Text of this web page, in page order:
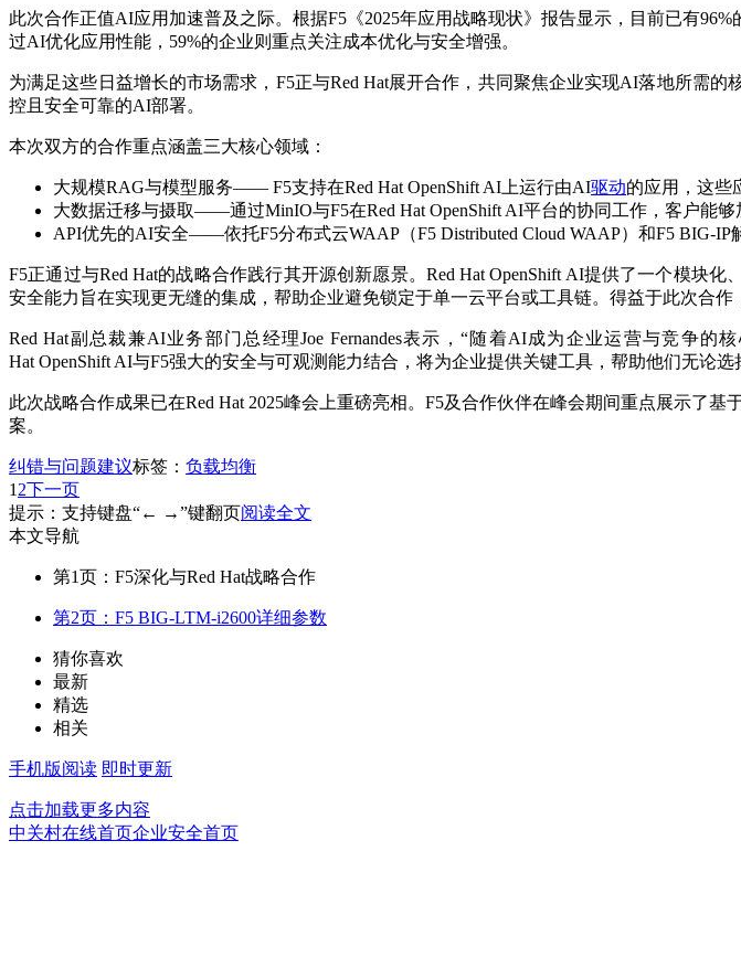
此次合作正值AI应用加速普及之际。根据F5《2025年应用战略现状》报告显示，目前已有
过AI优化应用性能，59%的企业则重点关注成本优化与安全增强。
为满足这些日益增长的市场需求，F5正与Red Hat展开合作，共同聚焦企业实现AI落地所需
控且安全可靠的AI部署。
本次双方的合作重点涵盖三大核心领域：
大规模RAG与模型服务—— F5支持在Red Hat OpenShift AI上运行由AI驱动的应用，这些
大数据迁移与摄取——通过MinIO与F5在Red Hat OpenShift AI平台的协同工作，客户能
API优先的AI安全——依托F5分布式云WAAP（F5 Distributed Cloud WAAP）和F5 BIG-
F5正通过与Red Hat的战略合作践行其开源创新愿景。Red Hat OpenShift AI提供了一个模块
安全能力旨在实现更无缝的集成，帮助企业避免锁定于单一云平台或工具链。得益于此次合作
Red Hat副总裁兼AI业务部门总经理Joe Fernandes表示，“随着AI成为企业运营与竞争
Hat OpenShift AI与F5强大的安全与可观测能力结合，将为企业提供关键工具，帮助他们无论
此次战略合作成果已在Red Hat 2025峰会上重磅亮相。F5及合作伙伴在峰会期间重点展示了
案。
纠错与问题建议标签： 负载均衡
1 2下一页
提示：支持键盘“← →”键翻页阅读全文
本文导航
第1页：F5深化与Red Hat战略合作
第2页：F5 BIG-LTM-i2600详细参数
猜你喜欢
最新
精选
相关
手机版阅读 即时更新
点击加载更多内容
中关村在线首页企业安全首页